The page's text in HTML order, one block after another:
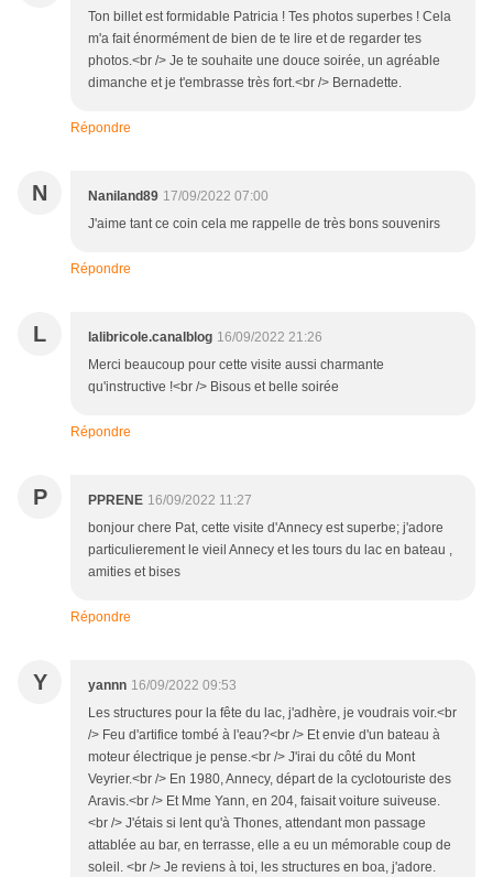
Ton billet est formidable Patricia ! Tes photos superbes ! Cela
m'a fait énormément de bien de te lire et de regarder tes
photos.<br /> Je te souhaite une douce soirée, un agréable
dimanche et je t'embrasse très fort.<br /> Bernadette.
Répondre
N Naniland89 17/09/2022 07:00
J'aime tant ce coin cela me rappelle de très bons souvenirs
Répondre
L lalibricole.canalblog 16/09/2022 21:26
Merci beaucoup pour cette visite aussi charmante
qu'instructive !<br /> Bisous et belle soirée
Répondre
P PPRENE 16/09/2022 11:27
bonjour chere Pat, cette visite d'Annecy est superbe; j'adore
particulierement le vieil Annecy et les tours du lac en bateau ,
amities et bises
Répondre
Y yannn 16/09/2022 09:53
Les structures pour la fête du lac, j'adhère, je voudrais voir.<br
/> Feu d'artifice tombé à l'eau?<br /> Et envie d'un bateau à
moteur électrique je pense.<br /> J'irai du côté du Mont
Veyrier.<br /> En 1980, Annecy, départ de la cyclotouriste des
Aravis.<br /> Et Mme Yann, en 204, faisait voiture suiveuse.
<br /> J'étais si lent qu'à Thones, attendant mon passage
attablée au bar, en terrasse, elle a eu un mémorable coup de
soleil. <br /> Je reviens à toi, les structures en boa, j'adore.